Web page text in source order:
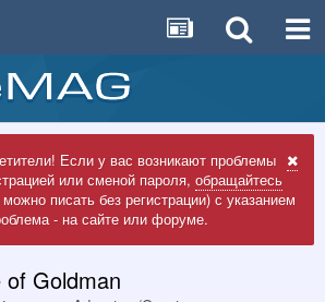
Если у вас возникают проблемы
или сменой пароля, обращайтесь
писать без регистрации) с указанием
- на сайте или форуме.
Goldman